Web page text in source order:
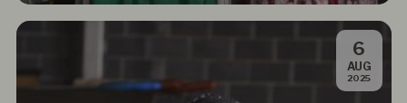
6
AUG.
2025